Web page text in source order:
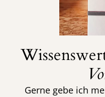
Gerne gebe ich